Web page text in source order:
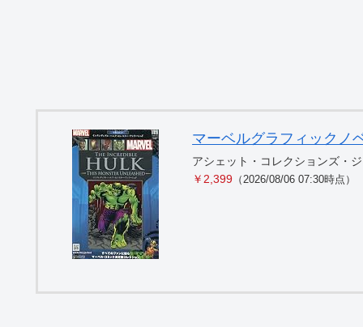
マーベルグラフィックノ
アシェット・コレクションズ・
￥2,399 （2026/08/06 07:30時点）